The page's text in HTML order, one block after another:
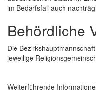
im Bedarfsfall auch
Behördliche
Die
jeweilige
Weiterführende